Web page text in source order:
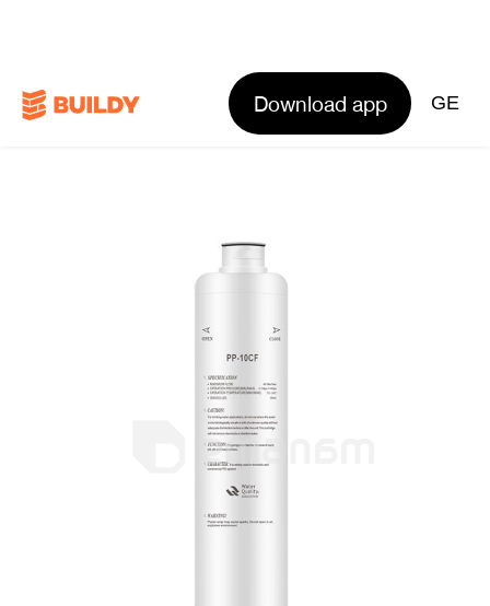
Download app GE